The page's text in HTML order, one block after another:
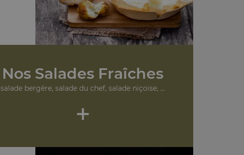
Nos Salades Fraîches
salade bergère, salade du chef, salade niçoise, ...
+